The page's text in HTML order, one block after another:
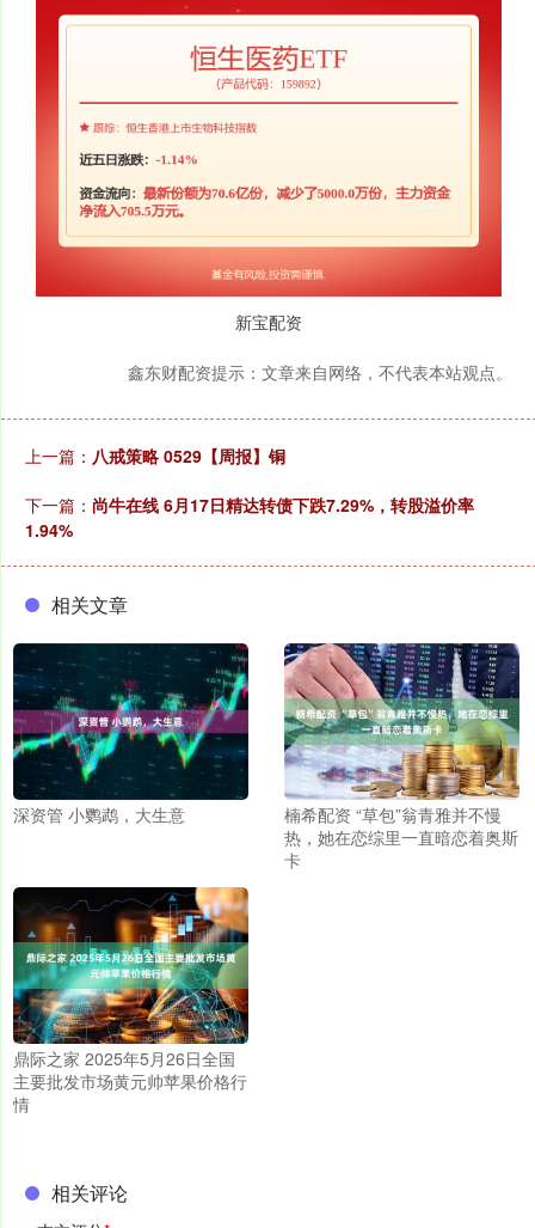
新宝配资
鑫东财配资提示：文章来自网络，不代表本站观点。
上一篇： 八戒策略 0529【周报】铜
下一篇： 尚牛在线 6月17日精达转债下跌7.29%，转股溢价率
1.94%
相关文章
深资管 小鹦鹉，大生意
楠希配资 “草包”翁青雅并不慢
热，她在恋综里一直暗恋着奥斯
卡
鼎际之家 2025年5月26日全国
主要批发市场黄元帅苹果价格行
情
相关评论